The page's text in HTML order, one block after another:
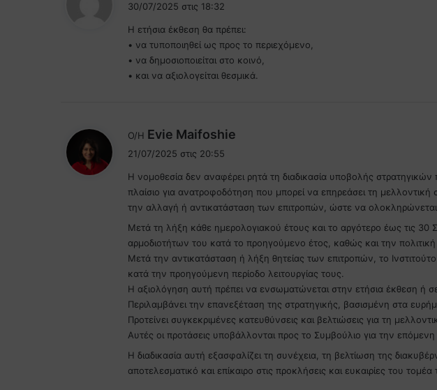
30/07/2025 στις 18:32
Η ετήσια έκθεση θα πρέπει:
• να τυποποιηθεί ως προς το περιεχόμενο,
• να δημοσιοποιείται στο κοινό,
• και να αξιολογείται θεσμικά.
Ο/Η Evie Maifoshie
ι
:
21/07/2025 στις 20:55
H νομοθεσία δεν αναφέρει ρητά τη διαδικασία υποβολής
πλαίσιο για ανατροφοδότηση που μπορεί να επηρεάσει τη
την αλλαγή ή αντικατάσταση των επιτροπών, ώστε να
Μετά τη λήξη κάθε ημερολογιακού έτους και το αργότερο έως τις
αρμοδιοτήτων του κατά το προηγούμενο έτος, καθώς και την
Μετά την αντικατάσταση ή λήξη θητείας των επιτροπών, το
κατά την προηγούμενη περίοδο λειτουργίας τους.
Η αξιολόγηση αυτή πρέπει να ενσωματώνεται στην ετήσια έκθεση ή
Περιλαμβάνει την επανεξέταση της στρατηγικής, βασισμένη στα
Προτείνει συγκεκριμένες κατευθύνσεις και βελτιώσεις για τη
Αυτές οι προτάσεις υποβάλλονται προς το Συμβούλιο για την
Η διαδικασία αυτή εξασφαλίζει τη συνέχεια, τη βελτίωση της
αποτελεσματικό και επίκαιρο στις προκλήσεις και ευκαιρίες του τομέα